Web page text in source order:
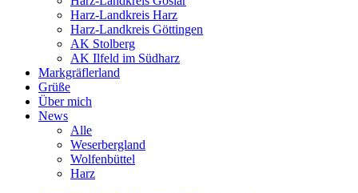
Harz-Landkreis Harz
Harz-Landkreis Göttingen
AK Stolberg
AK Ilfeld im Südharz
Markgräflerland
Grüße
Über mich
News
Alle
Weserbergland
Wolfenbüttel
Harz